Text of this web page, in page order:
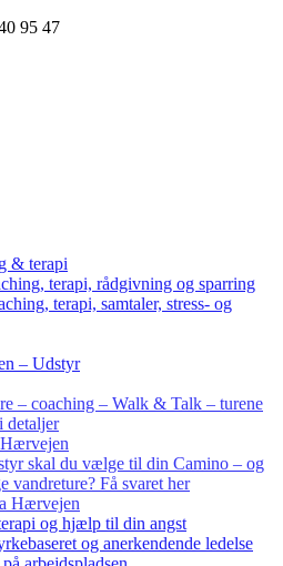
95 47
& terapi
terapi, rådgivning og sparring
terapi, samtaler, stress- og
– Udstyr
– coaching – Walk & Talk – turene
detaljer
skal du vælge til din Camino – og
vandreture? Få svaret her
Hærvejen
og hjælp til din angst
og anerkendende ledelse